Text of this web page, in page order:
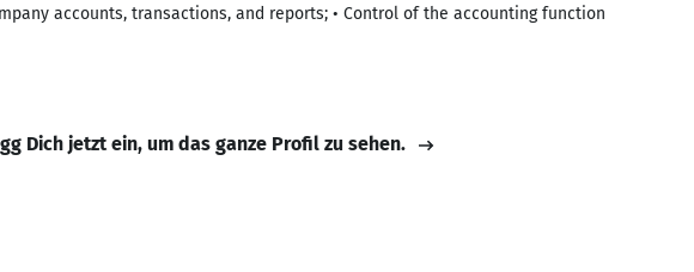
accounts, transactions, and reports; • Control of the accounting function
Dich jetzt ein, um das ganze Profil zu sehen.